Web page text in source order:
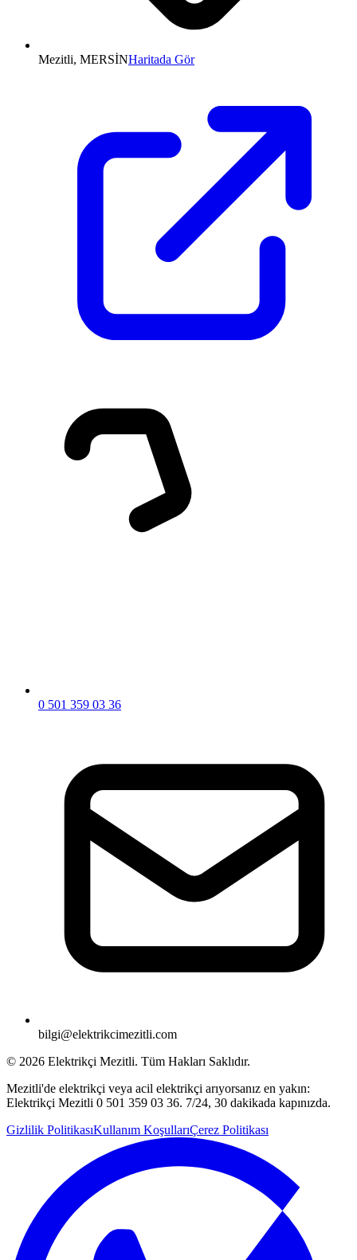
Mezitli, MERSİNHaritada Gör
0 501 359 03 36
bilgi@elektrikcimezitli.com
© 2026 Elektrikçi Mezitli. Tüm Hakları Saklıdır.
Mezitli'de elektrikçi veya acil elektrikçi arıyorsanız en yakın:
Elektrikçi Mezitli 0 501 359 03 36. 7/24, 30 dakikada kapınızda.
Gizlilik PolitikasıKullanım KoşullarıÇerez Politikası